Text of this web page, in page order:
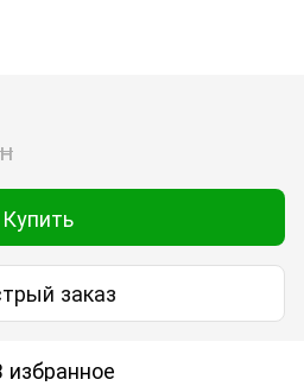
Купить
заказ
избранное